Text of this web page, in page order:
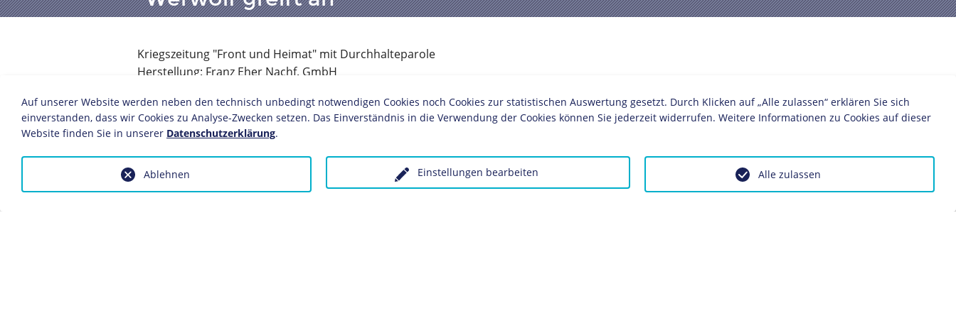
Kriegszeitung "Front und Heimat" mit Durchhalteparole
Herstellung: Franz Eher Nachf. GmbH
31 x 23,4 cm
Bildnachweis: Deutsches Historisches Museum, Berlin
Inv.-Nr.: Do 86/420.1II
Bis in die letzten Kriegstage verbreiteten Zeitungen wie "Front und Heimat"
Siegesmeldungen und Zuversicht, um die Bevölkerung für den letzten Kampf zu
Auf unserer Website werden neben den technisch unbedingt notwendigen Cookies noch Cookies zur statistischen Auswertung gesetzt. Durch Klicken auf „Alle zulassen“ erklären Sie sich
einverstanden, dass wir Cookies zu Analyse-Zwecken setzen. Das Einverständnis in die Verwendung der Cookies können Sie jederzeit widerrufen. Weitere Informationen zu Cookies auf dieser
Website finden Sie in unserer Datenschutzerklärung.
Einstellungen bearbeiten
Ablehnen Alle zulassen